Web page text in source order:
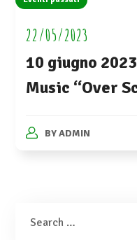
22/05/2023
10 giugno
Music “Over
BYADMIN